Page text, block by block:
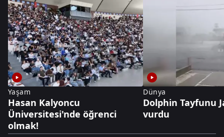
Yaşam
Hasan Kalyoncu
Üniversitesi'nde öğrenci
olmak!
Dünya
Dolphin Tayfunu
vurdu